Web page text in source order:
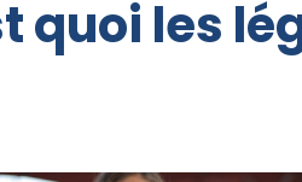
quoi les